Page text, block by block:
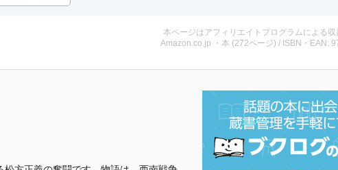
本ページはアフィリエイトプログラムによる
Amazon.co.jp ・本 (272ページ) / ISBN・EAN: